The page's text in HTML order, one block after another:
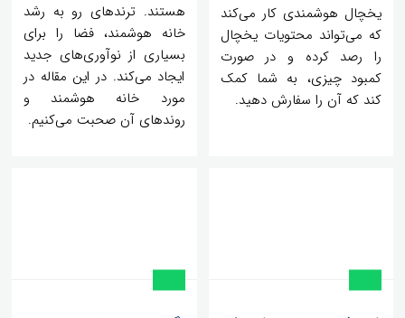
یخچال هوشمندی کار می‌کند
که می‌تواند محتویات یخچال
را رصد کرده و در صورت
کمبود چیزی، به شما کمک
کند که آن را سفارش دهید.
هستند. ترندهای رو به رشد
خانه هوشمند، فضا را برای
بسیاری از نوآوری‌های جدید
ایجاد می‌کند. در این مقاله در
مورد خانه هوشمند و
روندهای آن صحبت می‌کنیم.